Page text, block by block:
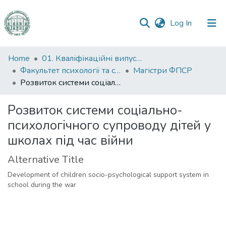
Log In (current)
Communities
&
Collections
Statistics
Home
01. Кваліфікаційні випускні роботи здобувачів вищої освіти
Факультет психології та соціальної роботи
Магістри ФПСР
Розвиток системи соціально-психологічного супроводу дітей у школах під час війни
Розвиток системи соціально-
психологічного супроводу дітей у
школах під час війни
Alternative Title
Development of children socio-psychological support system in
school during the war